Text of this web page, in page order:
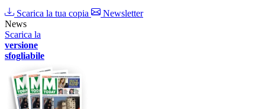
Scarica la tua copia
Newsletter
News
Scarica la
versione
sfogliabile